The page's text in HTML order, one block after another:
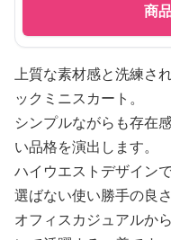
商
上質な素材感と洗練さ
ックミニスカート。
シンプルながらも存在
い品格を演出します。
ハイウエストデザイン
選ばない使い勝手の良
オフィスカジュアルか